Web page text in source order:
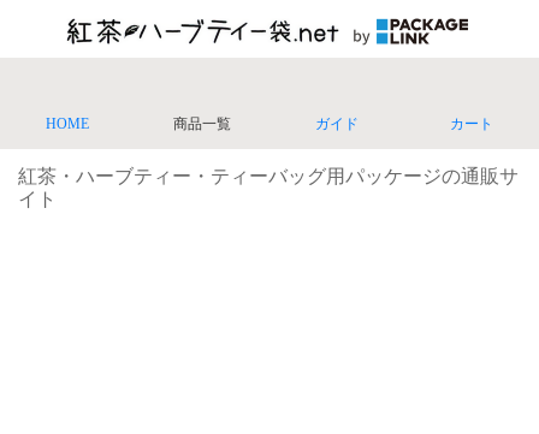
HOME 商品一覧 ガイド カート
紅茶・ハーブティー・ティーバッグ用パッケージの通販サ
イト